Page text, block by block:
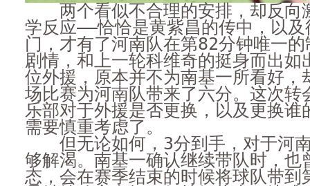
两个看似不合理的安排，却反向
学反应——恰恰是黄紫昌的传中，以
门，才有了河南队在第82分钟唯一
剧情，和上一轮科维奇的挺身而出如
位外援，原本并不为南基一所看好，
场比赛为河南队带来了六分。这次转
乐部对于外援是否更换，以及更换谁
需要慎重考虑了。
但无论如何，3分到手，对于河
够解渴。南基一确认继续带队时，也
态，会在赛季结束的时候将球队带到